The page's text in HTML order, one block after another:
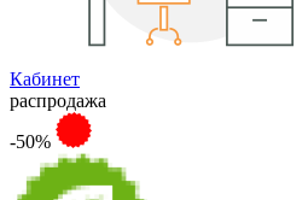
Кабинет
распродажа
-50%